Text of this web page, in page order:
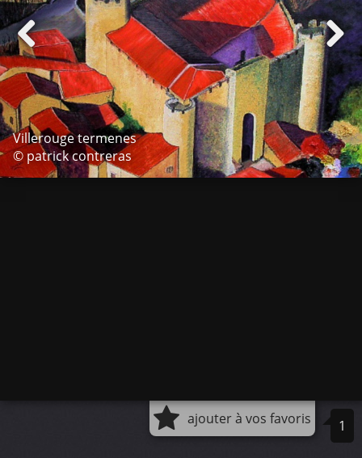
Villerouge termenes
© patrick contreras
ajouter à vos favoris 1